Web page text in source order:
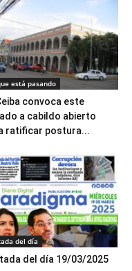
está pasando
convoca este
a cabildo abierto
ratificar postura...
del día
del día 19/03/2025